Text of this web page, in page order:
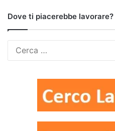
Dove ti piacerebbe lavorare?